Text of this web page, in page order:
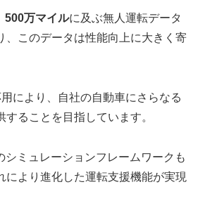
500万マイルに及ぶ無人運転データ
、このデータは性能向上に大きく寄
により、自社の自動車にさらなる
ることを目指しています。
シミュレーションフレームワークも
により進化した運転支援機能が実現